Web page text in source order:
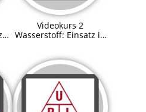
Videokurs 2
Wasserstoff: Einsatz in